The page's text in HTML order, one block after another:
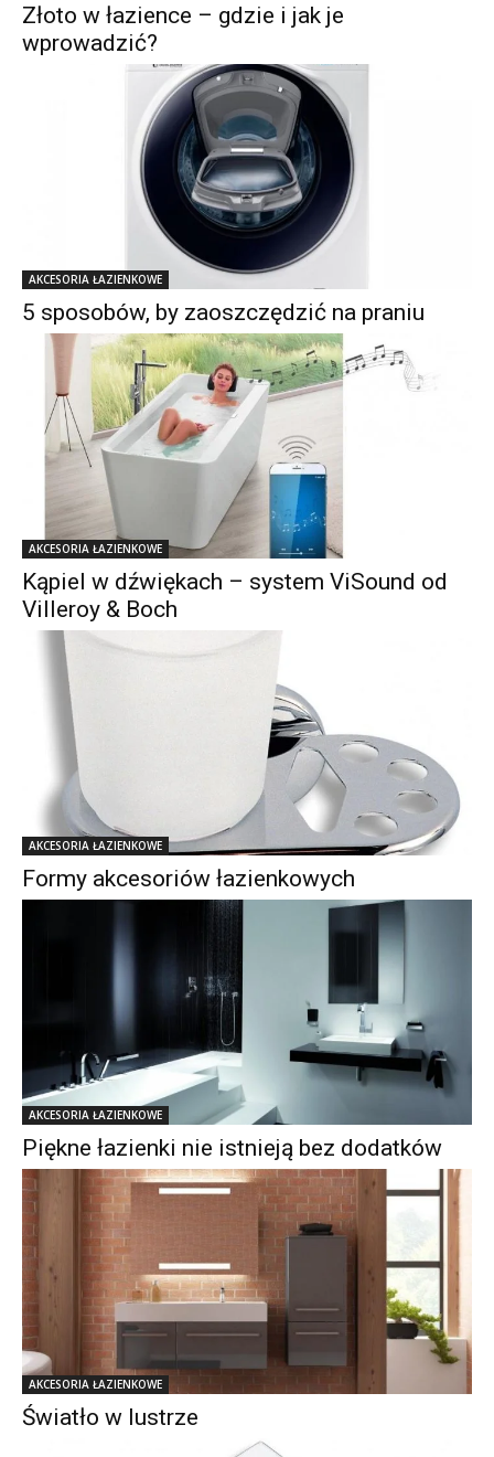
Złoto w łazience – gdzie i jak je
wprowadzić?
AKCESORIA ŁAZIENKOWE
5 sposobów, by zaoszczędzić na praniu
AKCESORIA ŁAZIENKOWE
Kąpiel w dźwiękach – system ViSound od
Villeroy & Boch
AKCESORIA ŁAZIENKOWE
Formy akcesoriów łazienkowych
AKCESORIA ŁAZIENKOWE
Piękne łazienki nie istnieją bez dodatków
AKCESORIA ŁAZIENKOWE
Światło w lustrze